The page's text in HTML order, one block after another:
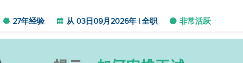
27年经验 从 03日09月2026年 | 全职 非常活跃